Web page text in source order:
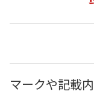
マークや記載